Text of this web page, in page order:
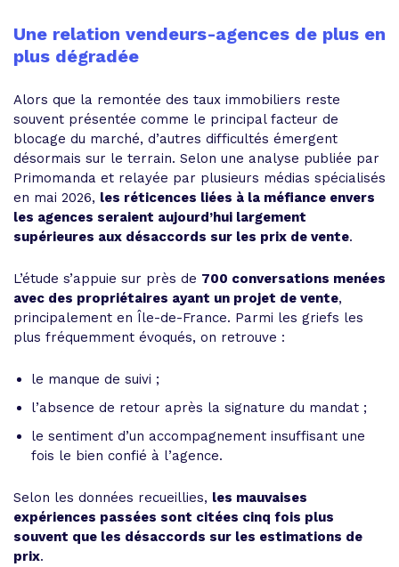
Une relation vendeurs-agences de plus en
plus dégradée
Alors que la remontée des taux immobiliers reste
souvent présentée comme le principal facteur de
blocage du marché, d’autres difficultés émergent
désormais sur le terrain. Selon une analyse publiée par
Primomanda et relayée par plusieurs médias spécialisés
en mai 2026, les réticences liées à la méfiance envers
les agences seraient aujourd’hui largement
supérieures aux désaccords sur les prix de vente.
L’étude s’appuie sur près de 700 conversations menées
avec des propriétaires ayant un projet de vente,
principalement en Île-de-France. Parmi les griefs les
plus fréquemment évoqués, on retrouve :
le manque de suivi ;
l’absence de retour après la signature du mandat ;
le sentiment d’un accompagnement insuffisant une
fois le bien confié à l’agence.
Selon les données recueillies, les mauvaises
expériences passées sont citées cinq fois plus
souvent que les désaccords sur les estimations de
prix.